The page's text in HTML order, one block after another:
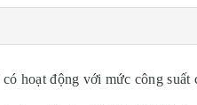
có hoạt động với mức công suất